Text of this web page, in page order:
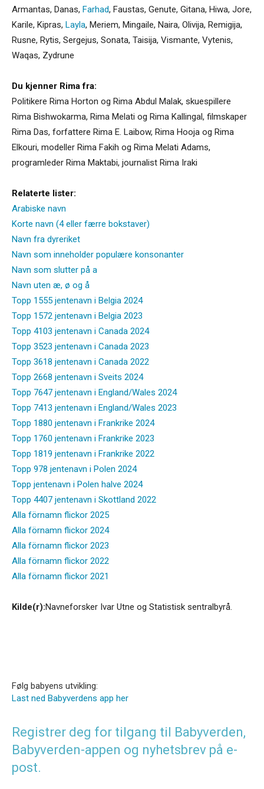
Armantas, Danas, Farhad, Faustas, Genute, Gitana, Hiwa, Jore,
Karile, Kipras, Layla, Meriem, Mingaile, Naira, Olivija, Remigija,
Rusne, Rytis, Sergejus, Sonata, Taisija, Vismante, Vytenis,
Waqas, Zydrune
Du kjenner Rima fra:
Politikere Rima Horton og Rima Abdul Malak, skuespillere
Rima Bishwokarma, Rima Melati og Rima Kallingal, filmskaper
Rima Das, forfattere Rima E. Laibow, Rima Hooja og Rima
Elkouri, modeller Rima Fakih og Rima Melati Adams,
programleder Rima Maktabi, journalist Rima Iraki
Relaterte lister:
Arabiske navn
Korte navn (4 eller færre bokstaver)
Navn fra dyreriket
Navn som inneholder populære konsonanter
Navn som slutter på a
Navn uten æ, ø og å
Topp 1555 jentenavn i Belgia 2024
Topp 1572 jentenavn i Belgia 2023
Topp 4103 jentenavn i Canada 2024
Topp 3523 jentenavn i Canada 2023
Topp 3618 jentenavn i Canada 2022
Topp 2668 jentenavn i Sveits 2024
Topp 7647 jentenavn i England/Wales 2024
Topp 7413 jentenavn i England/Wales 2023
Topp 1880 jentenavn i Frankrike 2024
Topp 1760 jentenavn i Frankrike 2023
Topp 1819 jentenavn i Frankrike 2022
Topp 978 jentenavn i Polen 2024
Topp jentenavn i Polen halve 2024
Topp 4407 jentenavn i Skottland 2022
Alla förnamn flickor 2025
Alla förnamn flickor 2024
Alla förnamn flickor 2023
Alla förnamn flickor 2022
Alla förnamn flickor 2021
Kilde(r):Navneforsker Ivar Utne og Statistisk sentralbyrå.
Følg babyens utvikling:
Last ned Babyverdens app her
Registrer deg for tilgang til Babyverden,
Babyverden-appen og nyhetsbrev på e-
post.